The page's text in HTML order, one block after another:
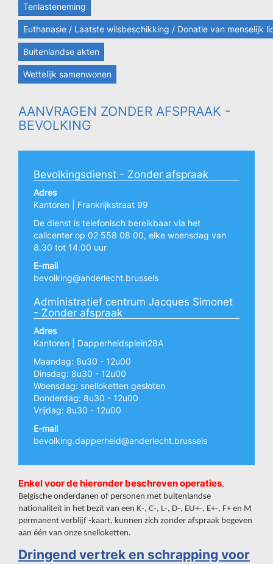
Tenlasteneming
Euthanasie / Laatste wilsbeschikking / Donatie van menselijk
Buitenlandse akten
Wettelijk samenwonen
AANVRAGEN ZONDER AFSPRAAK -
BEVOLKING
Bevolkingsdienst - Zonder afspraak
Adres
Kantoren | Frankrijkstraat 99
De dienst is telefonisch bereikbaar via het
callcenter op 02 558 08 00, elke woensdag van
8.30 tot 14.00 uur
E-mail
bevolking@anderlecht.brussels
Administratief centrum Jacques Simonet
- Zonder afspraak
Adres
Kantoren | Dapperheidsplein28A
Maandag: 8u30 - 12u00
Dinsdag: 8u30 - 12u00
Woensdag: snelloketten gesloten
Donderdag: 8u30 - 12u00
Vrijdag: 8u30 - 12u00
E-mail
bevolking.dapperheid@anderlecht.brussels
Enkel voor de hieronder beschreven operaties,
Belgische onderdanen of personen met buitenlandse
nationaliteit in het bezit van een K-, C-, L-, D-, EU+-, E+-, F+ en M
permanent verblijf -kaart, kunnen zich zonder afspraak begeven
aan één van onze snelloketten.
Dringend vertrek en schrapping voor